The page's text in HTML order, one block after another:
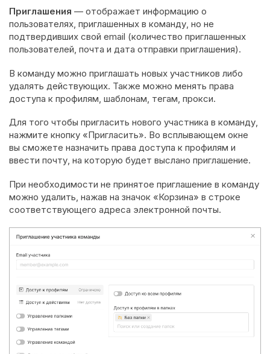
Приглашения — отображает информацию о
пользователях, приглашенных в команду, но не
подтвердивших свой email (количество приглашенных
пользователей, почта и дата отправки приглашения).
В команду можно приглашать новых участников либо
удалять действующих. Также можно менять права
доступа к профилям, шаблонам, тегам, прокси.
Для того чтобы пригласить нового участника в команду,
нажмите кнопку «Пригласить». Во всплывающем окне
вы сможете назначить права доступа к профилям и
ввести почту, на которую будет выслано приглашение.
При необходимости не принятое приглашение в команду
можно удалить, нажав на значок «Корзина» в строке
соответствующего адреса электронной почты.